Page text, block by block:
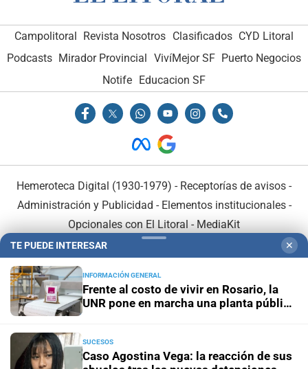
Campolitoral Revista Nosotros Clasificados CYD Litoral
Podcasts Mirador Provincial VivíMejor SF Puerto Negocios
Notife Educacion SF
Hemeroteca Digital (1930-1979) - Receptorías de avisos -
Administración y Publicidad - Elementos institucionales-
Opcionales con El Litoral - MediaKit
En Asociación con:
TE PUEDE INTERESAR ✕
INFORMACIÓN GENERAL
Frente al costo de vivir en Rosario, la
UNR pone en marcha una planta pública
SUCESOS
Caso Agostina Vega: la reacción de sus